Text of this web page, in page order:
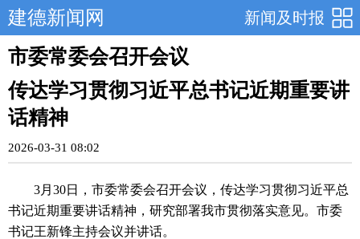
新闻及时报
建德新闻网
市委常委会召开会议
传达学习贯彻习近平总书记近期重要讲
话精神
2026-03-31 08:02
3月30日，市委常委会召开会议，传达学习贯彻习近平总
书记近期重要讲话精神，研究部署我市贯彻落实意见。市委
书记王新锋主持会议并讲话。